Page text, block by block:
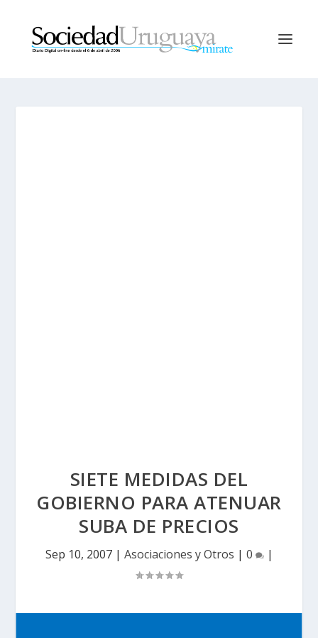
SIETE MEDIDAS DEL
GOBIERNO PARA ATENUAR
SUBA DE PRECIOS
Sep 10, 2007| Asociaciones y Otros | 0 |